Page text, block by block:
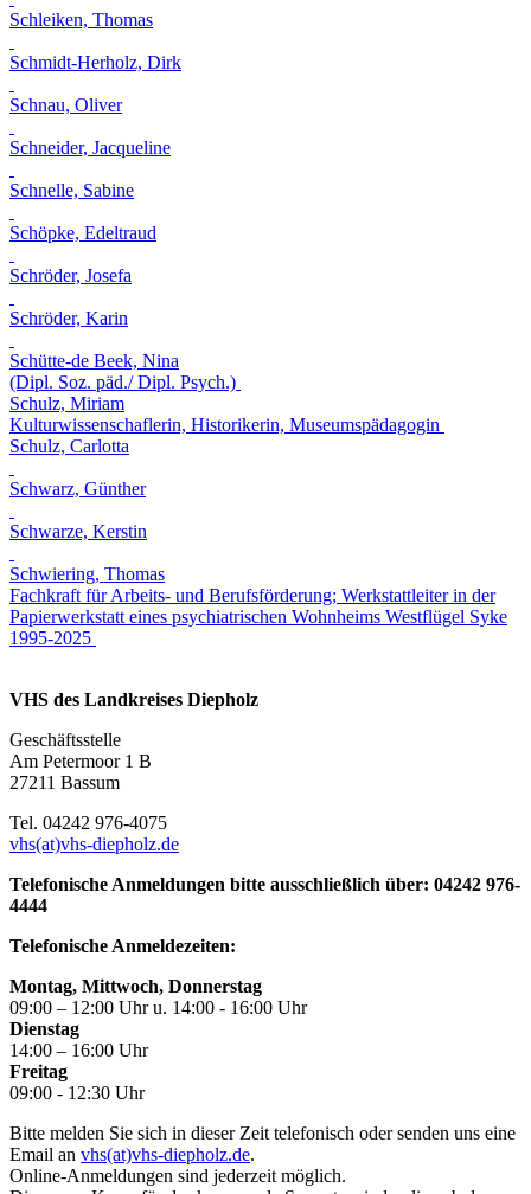
Schleiken, Thomas
Schmidt-Herholz, Dirk
Schnau, Oliver
Schneider, Jacqueline
Schnelle, Sabine
Schöpke, Edeltraud
Schröder, Josefa
Schröder, Karin
Schütte-de Beek, Nina
(Dipl. Soz. päd./ Dipl. Psych.)
Schulz, Miriam
Kulturwissenschaflerin, Historikerin, Museumspädagogin
Schulz, Carlotta
Schwarz, Günther
Schwarze, Kerstin
Schwiering, Thomas
Fachkraft für Arbeits- und Berufsförderung; Werkstattleiter in der
Papierwerkstatt eines psychiatrischen Wohnheims Westflügel Syke
1995-2025
VHS des Landkreises Diepholz
Geschäftsstelle
Am Petermoor 1 B
27211 Bassum
Tel. 04242 976-4075
vhs(at)vhs-diepholz.de
Telefonische Anmeldungen bitte ausschließlich über: 04242 976-
4444
Telefonische Anmeldezeiten:
Montag, Mittwoch, Donnerstag
09:00 – 12:00 Uhr u. 14:00 - 16:00 Uhr
Dienstag
14:00 – 16:00 Uhr
Freitag
09:00 - 12:30 Uhr
Bitte melden Sie sich in dieser Zeit telefonisch oder senden uns eine
Email an vhs(at)vhs-diepholz.de.
Online-Anmeldungen sind jederzeit möglich.